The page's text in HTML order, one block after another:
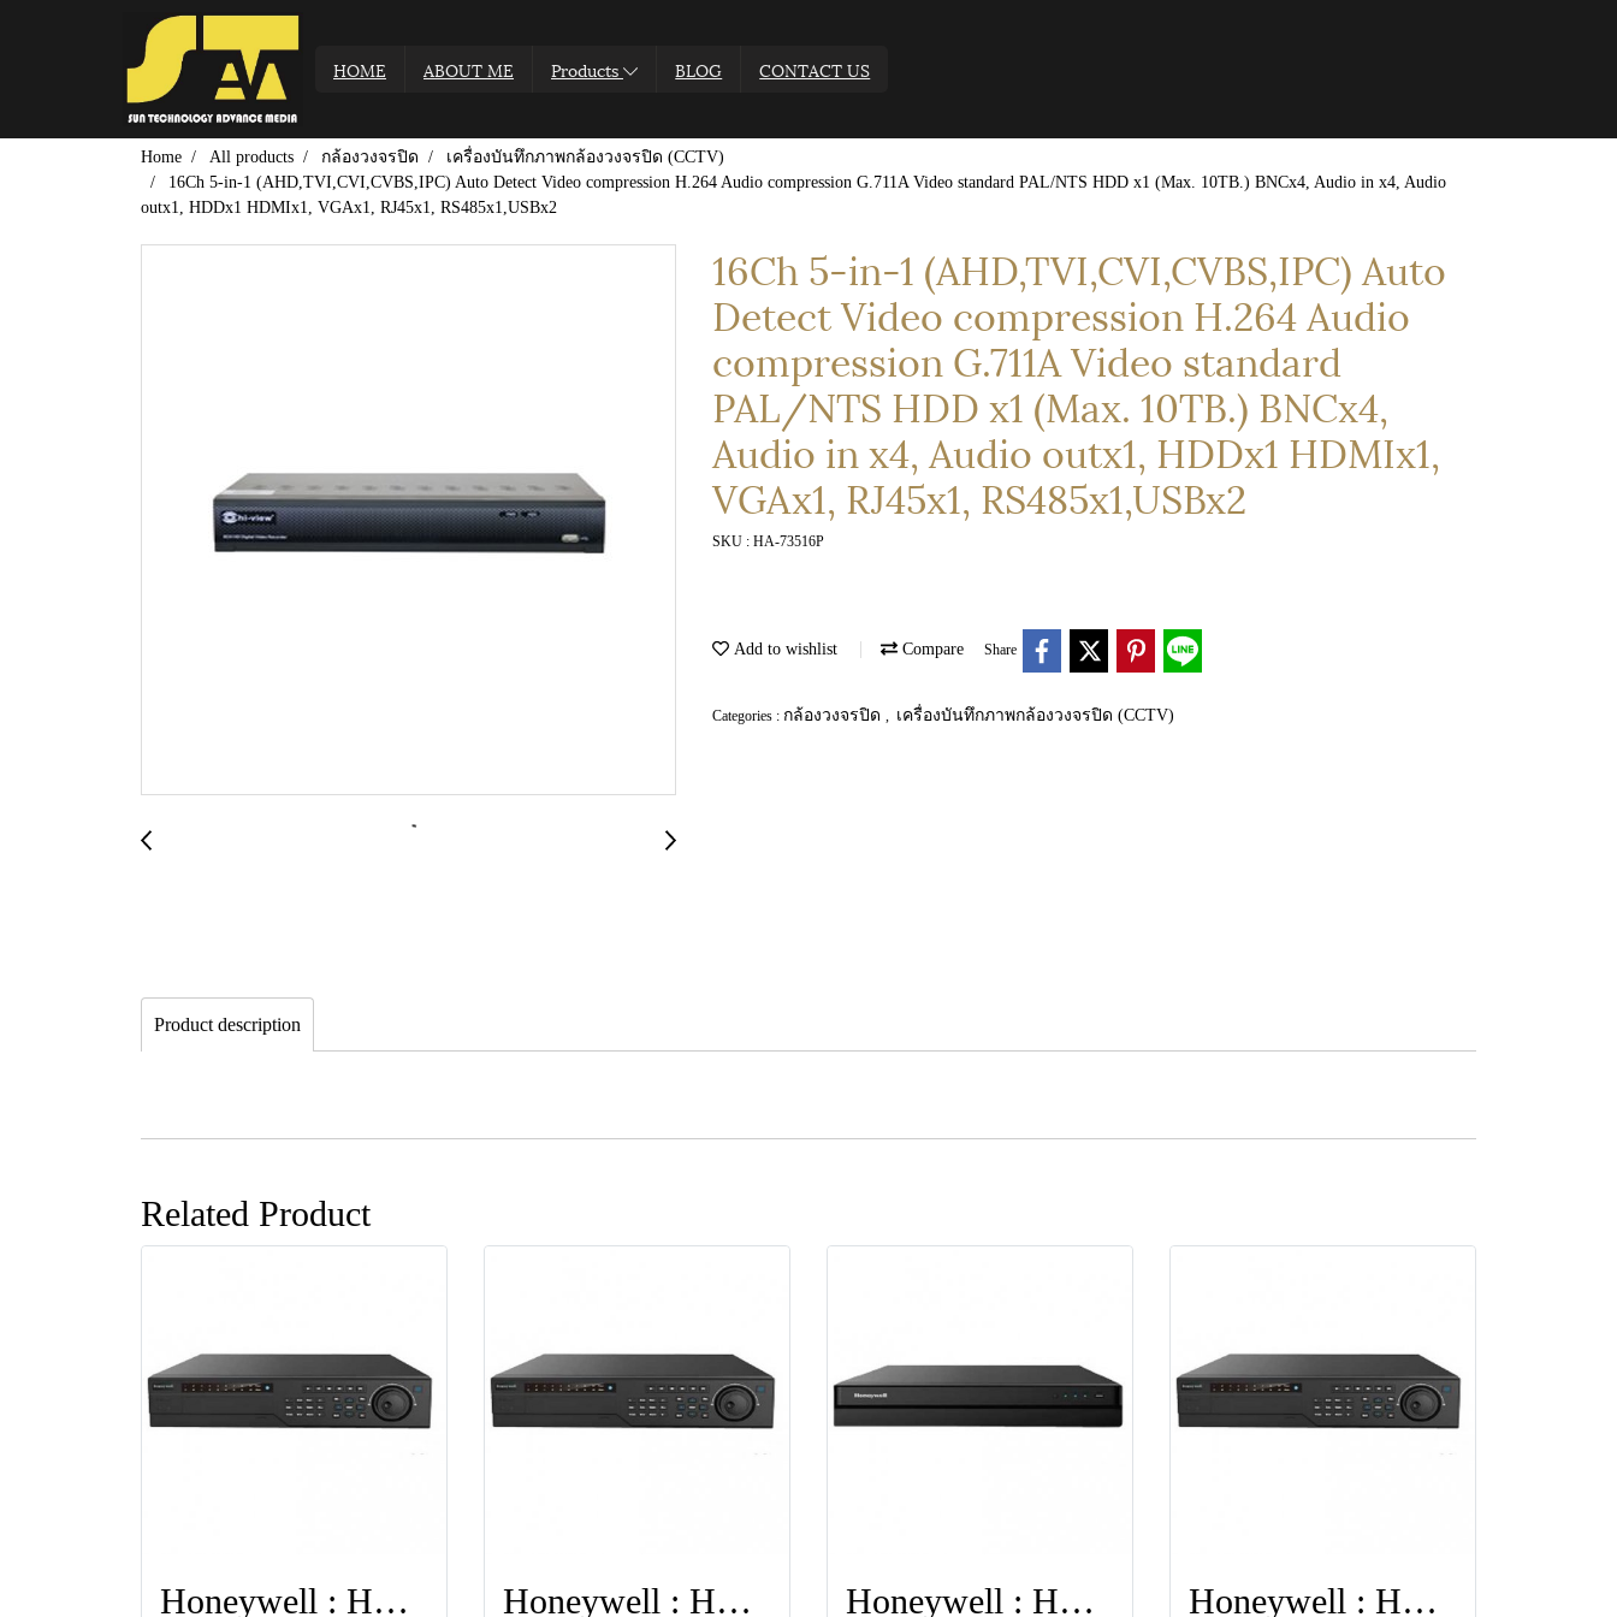
HOME ABOUT ME Products BLOG CONTACT US
Home All products กล้องวงจรปิด
เครื่องบันทึกภาพกล้องวงจรปิด (CCTV)
16Ch 5-in-1 (AHD,TVI,CVI,CVBS,IPC) Auto Detect Video compression H.264 Audio compression G.711A Video standard PAL/NTS HDD x1 (Max. 10TB.) BNCx4, Audio in x4, Audio
outx1, HDDx1 HDMIx1, VGAx1, RJ45x1, RS485x1,USBx2
16Ch 5-in-1 (AHD,TVI,CVI,CVBS,IPC) Auto
Detect Video compression H.264 Audio
compression G.711A Video standard
PAL/NTS HDD x1 (Max. 10TB.) BNCx4,
Audio in x4, Audio outx1, HDDx1 HDMIx1,
VGAx1, RJ45x1, RS485x1,USBx2
SKU : HA-73516P
Add to wishlist Compare Share
Categories : กล้องวงจรปิด เครื่องบันทึกภาพกล้องวงจรปิด (CCTV)
Product description
Related Product
Honeywell : HEN64304 Honeywell : HEN16304 Honeywell : HEN64204 Honeywell : HEN32304